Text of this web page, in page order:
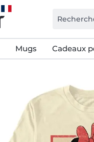
Mugs Cadeaux